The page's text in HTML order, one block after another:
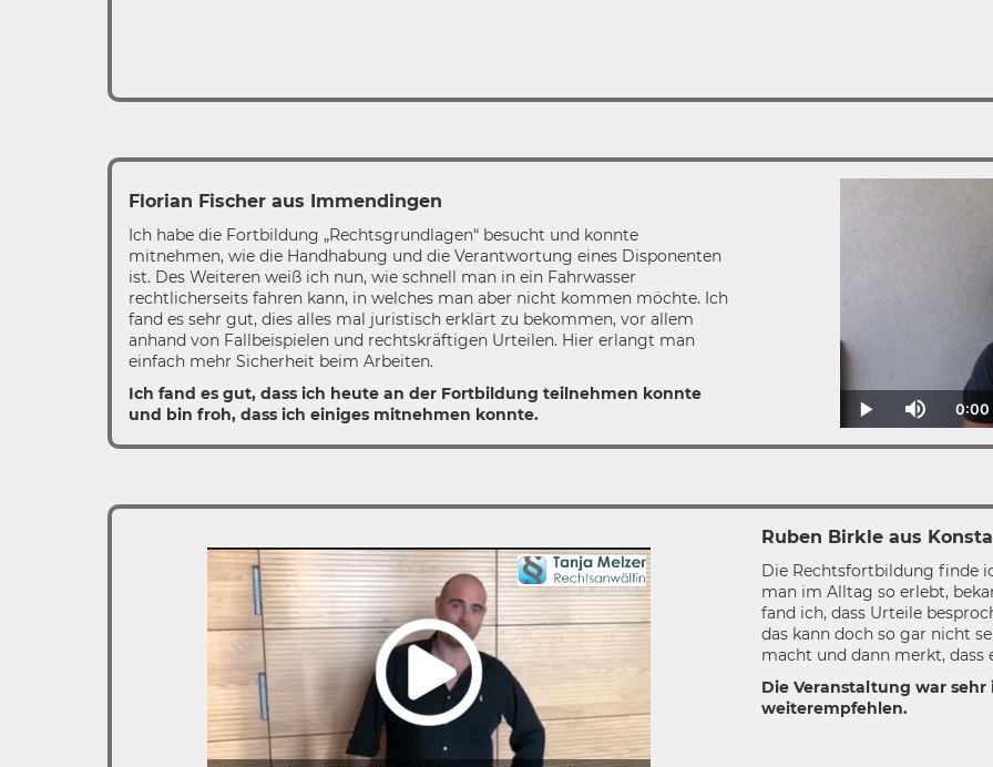
Florian Fischer aus Immendingen
Ich habe die Fortbildung „Rechtsgrundlagen“ besucht und konnte
mitnehmen, wie die Handhabung und die Verantwortung eines Disponenten
ist. Des Weiteren weiß ich nun, wie schnell man in ein Fahrwasser
rechtlicherseits fahren kann, in welches man aber nicht kommen möchte. Ich
fand es sehr gut, dies alles mal juristisch erklärt zu bekommen, vor allem
anhand von Fallbeispielen und rechtskräftigen Urteilen. Hier erlangt man
einfach mehr Sicherheit beim Arbeiten.
Ich fand es gut, dass ich heute an der Fortbildung teilnehmen konnte
und bin froh, dass ich einiges mitnehmen konnte.
Play Mute 0:00
Ruben Birkle aus
Die Rechtsfortbildung finde
man im Alltag so erlebt,
fand ich, dass Urteile
das kann doch so gar nicht
macht und dann merkt, dass
Die Veranstaltung war
weiterempfehlen.